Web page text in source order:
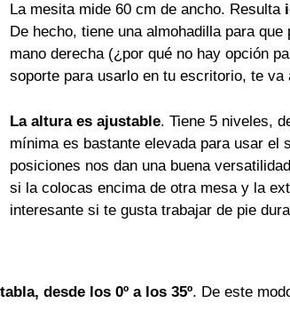
La mesita mide 60 cm de ancho. Resulta
De hecho, tiene una almohadilla para
mano derecha (¿por qué no hay opción
soporte para usarlo en tu escritorio, te va
La altura es ajustable. Tiene 5 niveles,
mínima es bastante elevada para usar
posiciones nos dan una buena
si la colocas encima de otra mesa y la
interesante si te gusta trabajar de pie
desde los 0º a los 35º. De este